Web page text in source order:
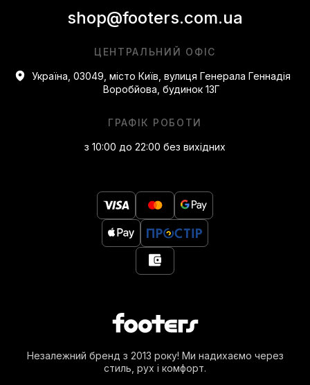
Незалежний бренд з 2013 року! Ми надихаємо через
стиль, рух і комфорт.
ЦЕНТРАЛЬНИЙ ОФІС
Україна, 03049, місто Київ, вулиця Генерала Геннадія
Воробйова, будинок 13Г
ГРАФІК РОБОТИ
з 10:00 до 22:00 без вихідних
shop@footers.com.ua